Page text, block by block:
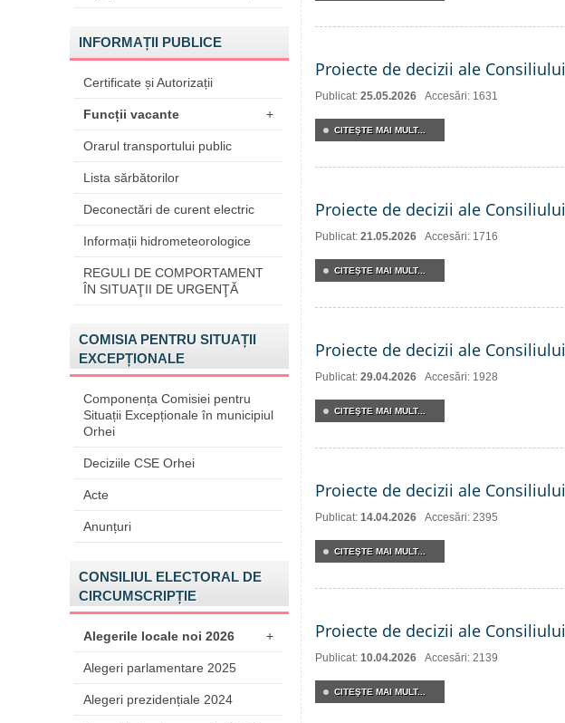
INFORMAȚII PUBLICE
Certificate și Autorizații
Funcții vacante +
Orarul transportului public
Lista sărbătorilor
Deconectări de curent electric
Informații hidrometeorologice
REGULI DE COMPORTAMENT
ÎN SITUAŢII DE URGENŢĂ
COMISIA PENTRU SITUAȚII
EXCEPȚIONALE
Componența Comisiei pentru
Situații Excepționale în municipiul
Orhei
Deciziile CSE Orhei
Acte
Anunțuri
CONSILIUL ELECTORAL DE
CIRCUMSCRIPȚIE
Alegerile locale noi 2026 +
Alegeri parlamentare 2025
Alegeri prezidențiale 2024
Proiecte de decizii ale
Publicat: 25.05.2026 Accesări: 1631
CITEŞTE MAI MULT...
Proiecte de decizii ale
Publicat: 21.05.2026 Accesări: 1716
CITEŞTE MAI MULT...
Proiecte de decizii ale
Publicat: 29.04.2026 Accesări: 1928
CITEŞTE MAI MULT...
Proiecte de decizii ale
Publicat: 14.04.2026 Accesări: 2395
CITEŞTE MAI MULT...
Proiecte de decizii ale
Publicat: 10.04.2026 Accesări: 2139
CITEŞTE MAI MULT...